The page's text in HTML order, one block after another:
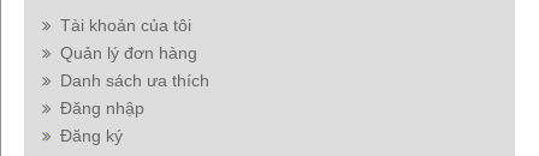
Tài khoản của tôi
Quản lý đơn hàng
Danh sách ưa thích
Đăng nhập
Đăng ký